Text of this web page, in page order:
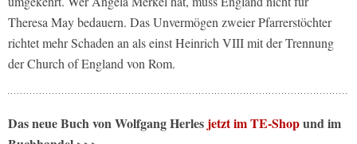
Theresa May bedauern. Das Unvermögen zweier Pfarrerstöchter
richtet mehr Schaden an als einst Heinrich VIII mit der Trennung
der Church of England von Rom.
Das neue Buch von Wolfgang Herles jetzt im TE-Shopund im